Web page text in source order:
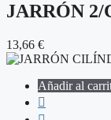
JARRÓN 2/
13,66 €
Añadir al